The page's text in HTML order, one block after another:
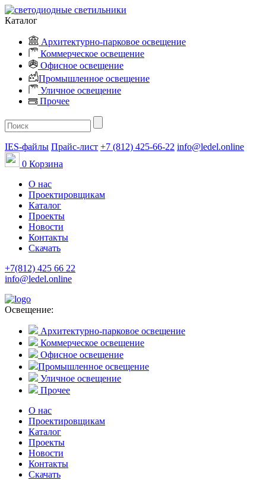
Каталог
Архитектурно-парковое освещение
Коммерческое освещение
Офисное освещение
Промышленное освещение
Уличное освещение
Прочее
IES-файлы Прайс-лист +7 (812) 425-66-22 info@ledel.online
0 Корзина
О нас
Проектировщикам
Каталог
Проекты
Новости
Контакты
Скачать
+7(812) 425 66 22
info@ledel.online
Освещение:
Архитектурно-парковое освещение
Коммерческое освещение
Офисное освещение
Промышленное освещение
Уличное освещение
Прочее
О нас
Проектировщикам
Каталог
Проекты
Новости
Контакты
Скачать